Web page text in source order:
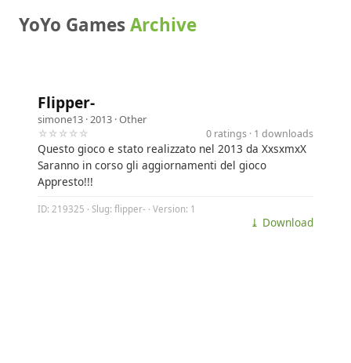
YoYo GamesArchive
Flipper-
simone13 · 2013 ·Other
☆☆☆☆☆
0 ratings · 1 downloads
Questo gioco e stato realizzato nel 2013 da XxsxmxX
Saranno in corso gli aggiornamenti del gioco
Appresto!!!
ID: 219325 · Slug: flipper- · Version: 1
⤓ Download